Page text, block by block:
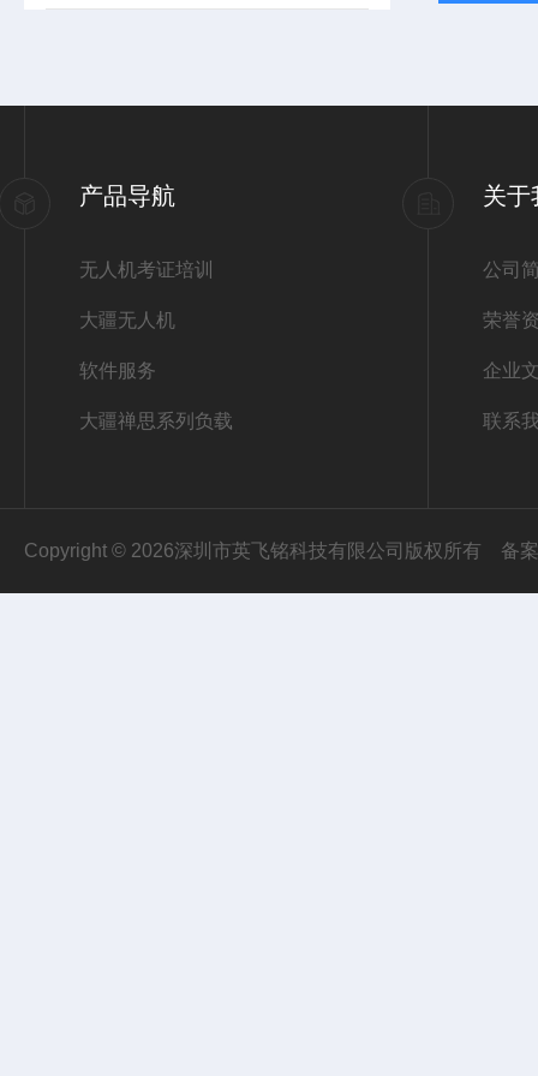
产品导航
无人机考证培训
大疆无人机
软件服务
大疆禅思系列负载
关于
公司
荣誉
企业
联系
Copyright © 2026深圳市英飞铭科技有限公司版权所有 备